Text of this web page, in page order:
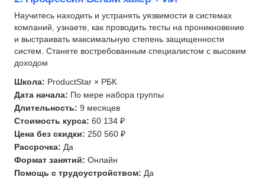
Git
Kubernetes
Системы контроля версий
Администрирование Linux
Администрирование Windows
Архитектура ПО
OSINT
Unreal Engine
Защита от мошенничества
Подготовка к собеседованию
Fullstack-разработка
Eltex
PHP
Разработка игр
Unity
HTML/CSS
Kaspresso
Системное администрирование
Ручное тестирование
Unreal Engine
Node.js
Разработка под iOS
Кибербезопасность
Научитесь находить и устранять уязвимости в системах
компаний, узнаете, как проводить тесты на проникновение
и выстраивать максимальную степень защищенности
систем. Станете востребованным специалистом с высоким
доходом
Школа: ProductStar × РБК
Дата начала: По мере набора группы
Длительность: 9 месяцев
Стоимость курса: 60 134 ₽
Цена без скидки: 250 560 ₽
Рассрочка: Да
Формат занятий: Онлайн
Помощь с трудоустройством: Да